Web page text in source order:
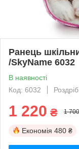
Ранець
/SkyName 6032
В наявності
Код: 6032
Роздріб
1 220 ₴ 1
Економія 480 ₴